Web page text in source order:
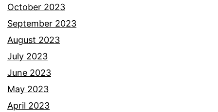
k
e
p
u
t
u
s
October 2023
September 2023
August 2023
July 2023
June 2023
May 2023
April 2023